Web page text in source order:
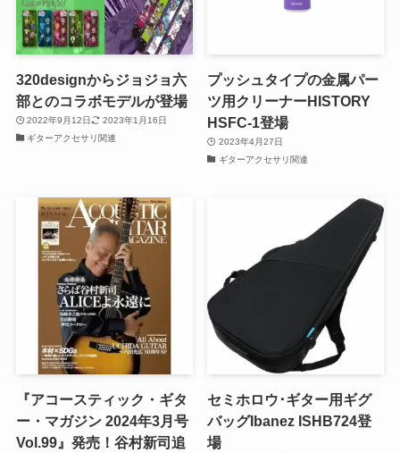
320designからジョジョ六
部とのコラボモデルが登場
2022年9月12日
2023年1月16日
ギターアクセサリ関連
プッシュタイプの金属パー
ツ用クリーナーHISTORY
HSFC-1登場
2023年4月27日
ギターアクセサリ関連
『アコースティック・ギタ
ー・マガジン 2024年3月号
Vol.99』発売！谷村新司追
セミホロウ･ギター用ギグ
バッグIbanez ISHB724登
場